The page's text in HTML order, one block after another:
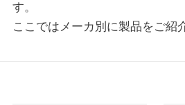
す。
ここではメーカ別に製品をご紹